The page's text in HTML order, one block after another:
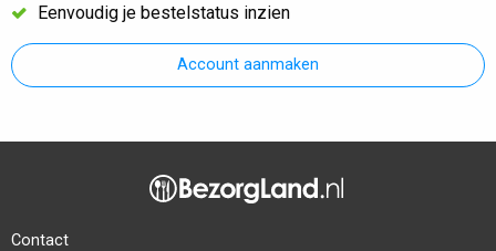
Eenvoudig je bestelstatus inzien
Account aanmaken
Contact